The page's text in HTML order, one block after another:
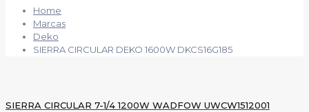
Home
Marcas
Deko
SIERRA CIRCULAR DEKO 1600W DKCS16G185
SIERRA CIRCULAR 7-1/4 1200W WADFOW UWCW1512001